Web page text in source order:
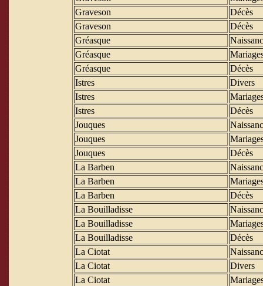
Graveson
Décès
Graveson
Décès
Gréasque
Gréasque
Gréasque
Décès
Istres
Divers
Istres
Istres
Décès
Jouques
Jouques
Jouques
Décès
La Barben
La Barben
La Barben
Décès
La Bouilladisse
La Bouilladisse
La Bouilladisse
Décès
La Ciotat
La Ciotat
Divers
La Ciotat